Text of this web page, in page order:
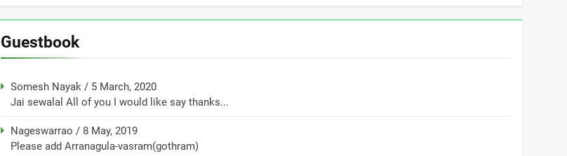
Guestbook
Somesh Nayak / 5 March, 2020
Jai sewalal All of you I would like say thanks...
Nageswarrao / 8 May, 2019
Please add Arranagula-vasram(gothram)